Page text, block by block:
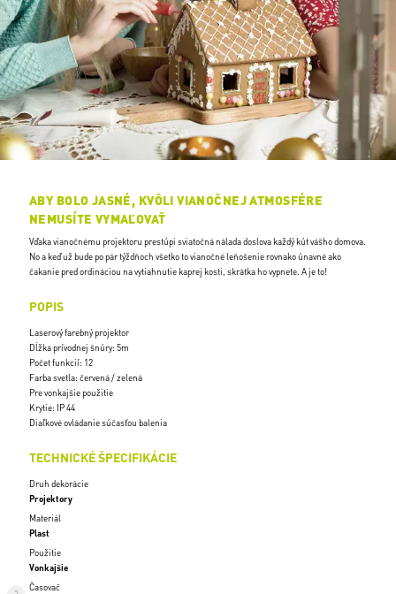
ABY BOLO JASNÉ, KVÔLI VIANOČNEJ ATMOSFÉRE
NEMUSÍTE VYMAĽOVAŤ
Vďaka vianočnému projektoru prestúpi sviatočná nálada doslova každý kút vášho domova.
No a keď už bude po pár týždňoch všetko to vianočné leňošenie rovnako únavné ako
čakanie pred ordináciou na vytiahnutie kaprej kosti, skrátka ho vypnete. A je to!
POPIS
Laserový farebný projektor
Dĺžka prívodnej šnúry: 5m
Počet funkcií: 12
Farba svetla: červená / zelená
Pre vonkajšie použitie
Krytie: IP 44
Diaľkové ovládanie súčasťou balenia
TECHNICKÉ ŠPECIFIKÁCIE
Druh dekorácie
Projektory
Materiál
Plast
Použitie
Vonkajšie
Časovač